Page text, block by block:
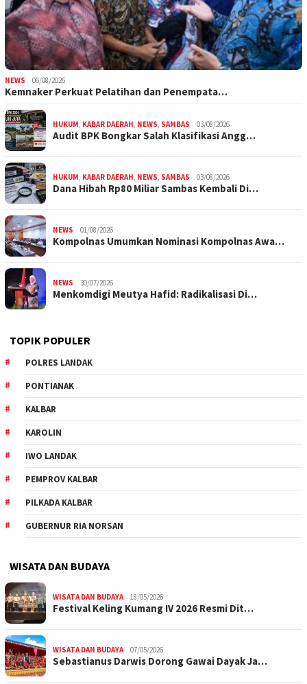
NEWS 06/08/2026
Kemnaker Perkuat Pelatihan dan Penempata…
HUKUM KABAR DAERAH NEWS SAMBAS 03/08/2026
Audit BPK Bongkar Salah Klasifikasi Angg…
HUKUM KABAR DAERAH NEWS SAMBAS 03/08/2026
Dana Hibah Rp80 Miliar Sambas Kembali Di…
NEWS 01/08/2026
Kompolnas Umumkan Nominasi Kompolnas Awa…
NEWS 30/07/2026
Menkomdigi Meutya Hafid: Radikalisasi Di…
TOPIK POPULER
POLRES LANDAK
PONTIANAK
KALBAR
KAROLIN
IWO LANDAK
PEMPROV KALBAR
PILKADA KALBAR
GUBERNUR RIA NORSAN
WISATA DAN BUDAYA
WISATA DAN BUDAYA 18/05/2026
Festival Keling Kumang IV 2026 Resmi Dit…
WISATA DAN BUDAYA 07/05/2026
Sebastianus Darwis Dorong Gawai Dayak Ja…